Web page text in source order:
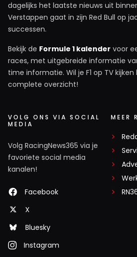
dagelijks het laatste nieuws uit
Verstappen gaat in zijn Red Bull op
successen.
Bekijk de Formule 1 kalender voor
races, met uitgebreide informatie
time informatie. Wil je F1 op TV
complete overzicht!
VOLG ONS VIA SOCIAL
MEDIA
Volg RacingNews365 via je
favoriete social media
kanalen!
Facebook
X
Bluesky
Instagram
MEER